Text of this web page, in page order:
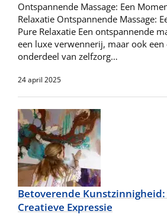
Ontspannende Massage: Een
Relaxatie Ontspannende Massage:
Pure Relaxatie Een ontspannende
een luxe verwennerij, maar ook een
onderdeel van zelfzorg…
24 april 2025
Betoverende Kunstzinnigheid:
Creatieve Expressie